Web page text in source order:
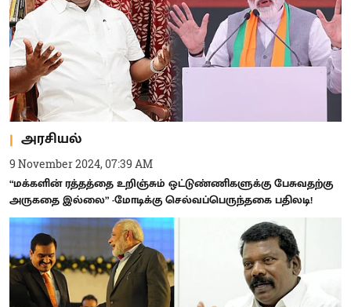
அரசியல்
9 November 2024, 07:39 AM
“மக்களின் ரத்தத்தை உறிஞ்சும் ஒட்டுண்ணிகளுக்கு பேசுவதற்கு
அருகதை இல்லை” -மோடிக்கு செல்வப்பெருந்தகை பதிலடி!